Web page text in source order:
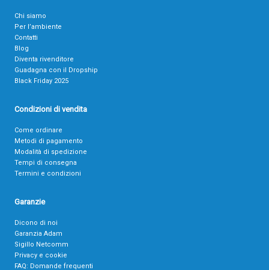
Chi siamo
Per l’ambiente
Contatti
Blog
Diventa rivenditore
Guadagna con il Dropship
Black Friday 2025
Condizioni di vendita
Come ordinare
Metodi di pagamento
Modalità di spedizione
Tempi di consegna
Termini e condizioni
Garanzie
Dicono di noi
Garanzia Adam
Sigillo Netcomm
Privacy e cookie
FAQ: Domande frequenti